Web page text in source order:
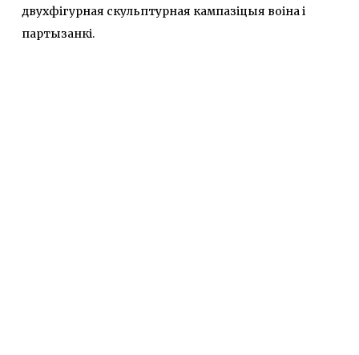
двухфігурная скульптурная кампазіцыя воіна і
партызанкі.